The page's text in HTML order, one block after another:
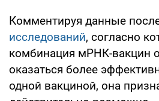
Комментируя данные
исследований, согласно
комбинация мРНК-вакцин
оказаться более
одной вакциной, она